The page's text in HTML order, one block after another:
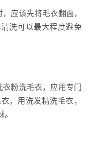
应该先将毛衣翻面，
洗可以最大程度避免
粉洗毛衣，应用专门
。用洗发精洗毛衣，
。